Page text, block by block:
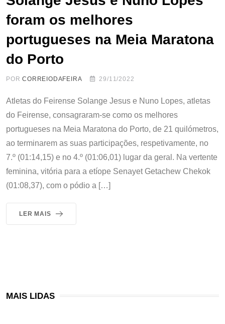
foram os melhores
portugueses na Meia Maratona
do Porto
PORCORREIODAFEIRA 29/11/2022
Atletas do Feirense Solange Jesus e Nuno Lopes, atletas
do Feirense, consagraram-se como os melhores
portugueses na Meia Maratona do Porto, de 21 quilómetros,
ao terminarem as suas participações, respetivamente, no
7.º (01:14,15) e no 4.º (01:06,01) lugar da geral. Na vertente
feminina, vitória para a etíope Senayet Getachew Chekok
(01:08,37), com o pódio a […]
LER MAIS
MAIS LIDAS